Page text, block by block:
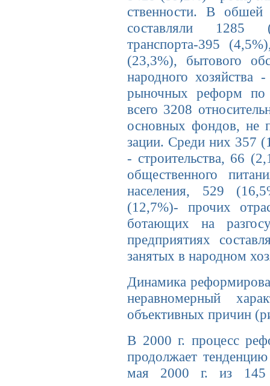
ственности. В обшей
составляли 1285
транспорта-395
(23,3%), бытового
народного
рыночных реформ по
всего 3208
основных фондов,
зации. Среди них 357
- строительства, 66
обще­ственного
населения, 529
(12,7%)- прочих
ботающих на
предприятиях
занятых в народном
Динамика
неравномерный
объективных причин
В 2000 г. процесс
продолжает
мая 2000 г. из 145